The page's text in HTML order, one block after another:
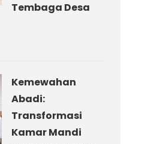
Tembaga Desa
Kemewahan
Abadi:
Transformasi
Kamar Mandi